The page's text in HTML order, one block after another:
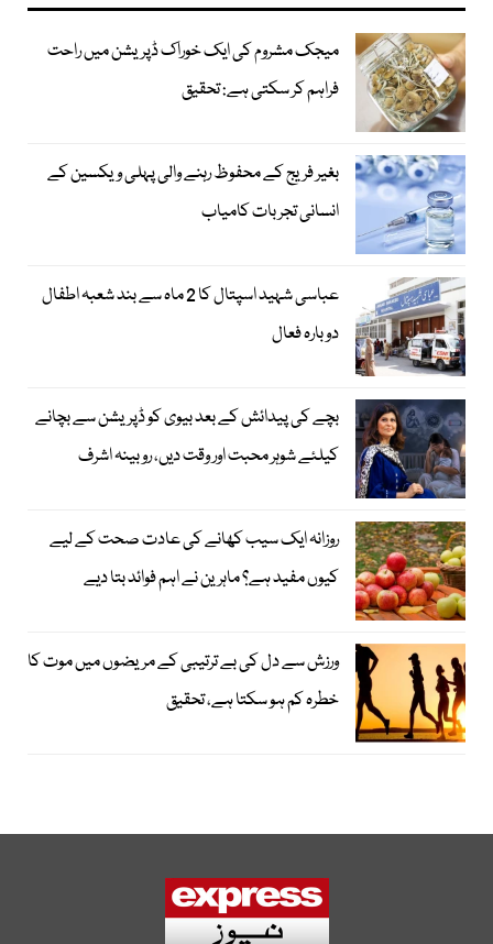
میجک مشروم کی ایک خوراک ڈپریشن میں راحت
فراہم کر سکتی ہے: تحقیق
بغیر فریج کے محفوظ رہنے والی پہلی ویکسین کے
انسانی تجربات کامیاب
عباسی شہید اسپتال کا 2 ماہ سے بند شعبہ اطفال
دوبارہ فعال
بچے کی پیدائش کے بعد بیوی کو ڈپریشن سے بچانے
کیلئے شوہر محبت اور وقت دیں، روبینہ اشرف
روزانہ ایک سیب کھانے کی عادت صحت کے لیے
کیوں مفید ہے؟ ماہرین نے اہم فوائد بتا دیے
ورزش سے دل کی بے ترتیبی کے مریضوں میں موت کا
خطرہ کم ہو سکتا ہے، تحقیق